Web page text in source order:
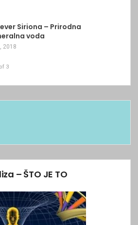
Siriona – Prirodna
voda
2018
3
– ŠTO JE TO